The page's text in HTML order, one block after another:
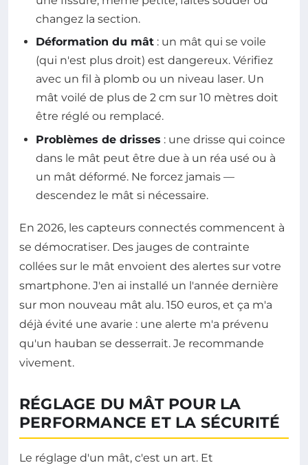
changez la section.
Déformation du mât : un mât qui se voile
(qui n'est plus droit) est dangereux. Vérifiez
avec un fil à plomb ou un niveau laser. Un
mât voilé de plus de 2 cm sur 10 mètres doit
être réglé ou remplacé.
Problèmes de drisses : une drisse qui coince
dans le mât peut être due à un réa usé ou à
un mât déformé. Ne forcez jamais —
descendez le mât si nécessaire.
En 2026, les capteurs connectés commencent à
se démocratiser. Des jauges de contrainte
collées sur le mât envoient des alertes sur votre
smartphone. J'en ai installé un l'année dernière
sur mon nouveau mât alu. 150 euros, et ça m'a
déjà évité une avarie : une alerte m'a prévenu
qu'un hauban se desserrait. Je recommande
vivement.
RÉGLAGE DU MÂT POUR LA
PERFORMANCE ET LA SÉCURITÉ
Le réglage d'un mât, c'est un art. Et